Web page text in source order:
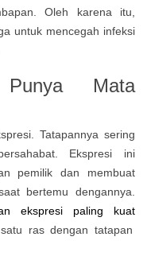
Oleh karena itu,
untuk mencegah infeksi
Mata
Tatapannya sering
Ekspresi ini
pemilik dan membuat
bertemu dengannya.
ekspresi paling kuat
ras dengan tatapan